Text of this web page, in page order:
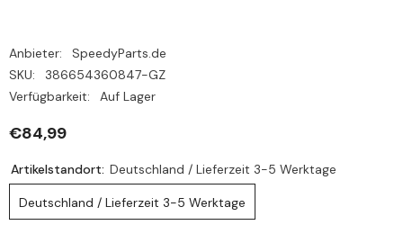
Anbieter:
SpeedyParts.de
SKU:
386654360847-GZ
Verfügbarkeit:
Auf Lager
€84,99
Artikelstandort: Deutschland / Lieferzeit 3-5 Werktage
Deutschland / Lieferzeit 3-5 Werktage